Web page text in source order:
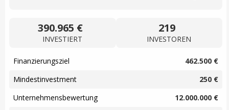
390.965 €
INVESTIERT
219
INVESTOREN
Finanzierungsziel
462.500 €
Mindestinvestment
250 €
Unternehmensbewertung
12.000.000 €